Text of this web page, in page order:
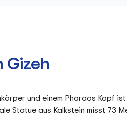
Gizeh
und einem Pharaos Kopf
Statue aus Kalkstein misst 73